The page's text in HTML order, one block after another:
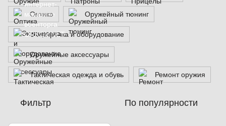
Оптика Оружейный тюнинг
Экипировка и оборудование
Оружейные аксессуары
Тактическая одежда и обувь Ремонт оружия
Фильтр По популярности